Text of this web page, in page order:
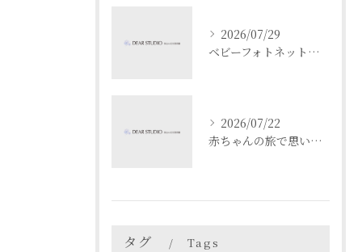
2026/07/29
ベビーフォトネットで成長記録と安全を両立する撮影と共有のコツ
2026/07/22
赤ちゃんの旅で思い出作り愛知県名古屋市春日井市でベビーフォト映えスポットを満喫するコツ
タグ Tags